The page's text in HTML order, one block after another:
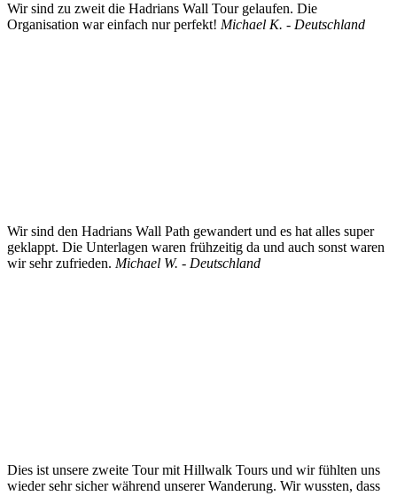
Wir sind zu zweit die Hadrians Wall Tour gelaufen. Die
Organisation war einfach nur perfekt! Michael K. - Deutschland
Wir sind den Hadrians Wall Path gewandert und es hat alles super
geklappt. Die Unterlagen waren frühzeitig da und auch sonst waren
wir sehr zufrieden. Michael W. - Deutschland
Dies ist unsere zweite Tour mit Hillwalk Tours und wir fühlten uns
wieder sehr sicher während unserer Wanderung. Wir wussten, dass